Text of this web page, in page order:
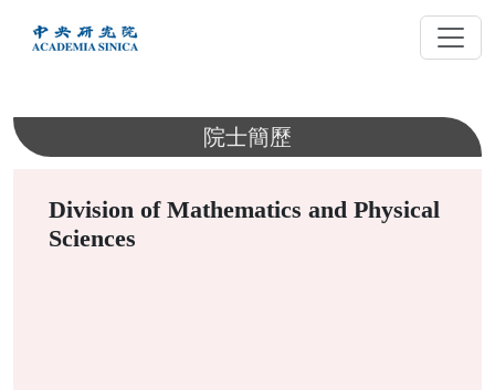
內
院士簡歷
Division of Mathematics and Physical
Sciences